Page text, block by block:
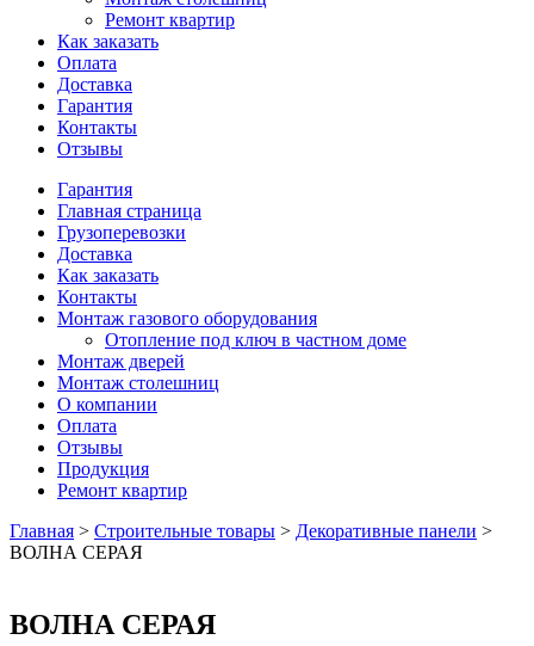
Ремонт квартир
Как заказать
Оплата
Доставка
Гарантия
Контакты
Отзывы
Гарантия
Главная страница
Грузоперевозки
Доставка
Как заказать
Контакты
Монтаж газового оборудования
Отопление под ключ в частном доме
Монтаж дверей
Монтаж столешниц
О компании
Оплата
Отзывы
Продукция
Ремонт квартир
Главная > Строительные товары > Декоративные панели >
ВОЛНА СЕРАЯ
ВОЛНА СЕРАЯ